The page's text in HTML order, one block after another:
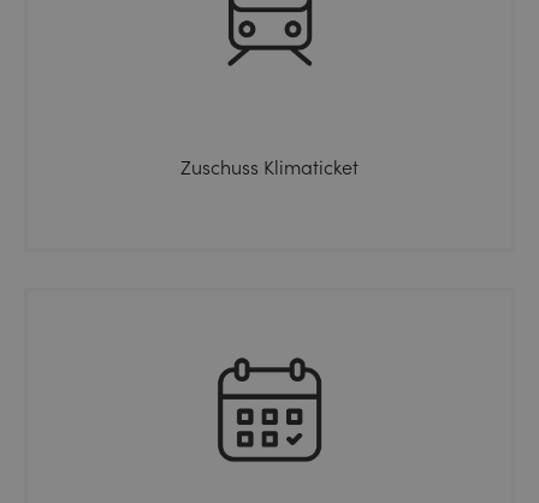
Zuschuss Klimaticket